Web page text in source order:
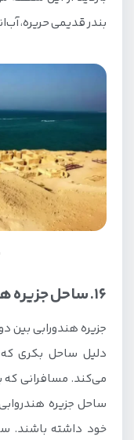
بندر قدیمی حریره،
16. ساحل جزیره هندورابی کیش
جزیره هندورابی بین
دلیل ساحل بکری که
می‌کند. مسافرانی که
ساحل جزیره